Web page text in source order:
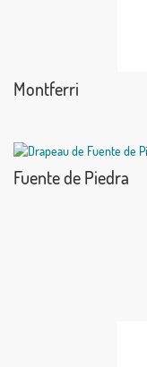
Montferri
Fuente de Piedra